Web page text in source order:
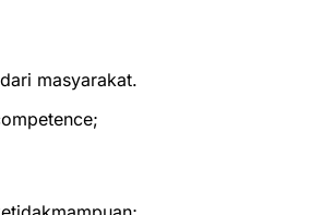
masyarakat.